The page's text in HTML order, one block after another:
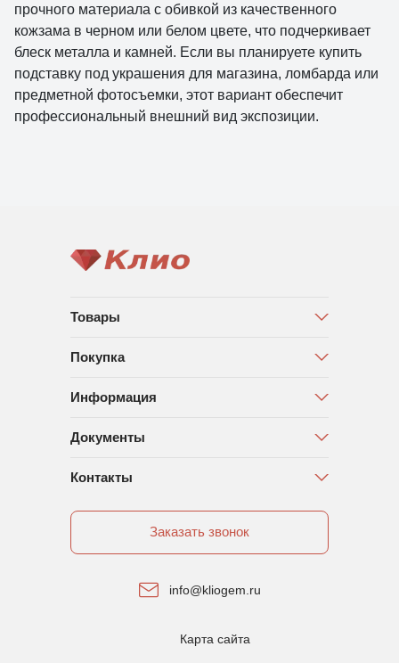
прочного материала с обивкой из качественного
кожзама в черном или белом цвете, что подчеркивает
блеск металла и камней. Если вы планируете купить
подставку под украшения для магазина, ломбарда или
предметной фотосъемки, этот вариант обеспечит
профессиональный внешний вид экспозиции.
Товары
Покупка
Информация
Документы
Контакты
Заказать звонок
info@kliogem.ru
Карта сайта